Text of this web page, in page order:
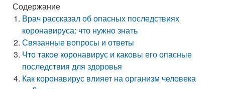
Содержание
Врач рассказал об опасных последствиях
коронавируса: что нужно знать
Связанные вопросы и ответы
Что такое коронавирус и каковы его опасные
последствия для здоровья
Как коронавирус влияет на организм человека